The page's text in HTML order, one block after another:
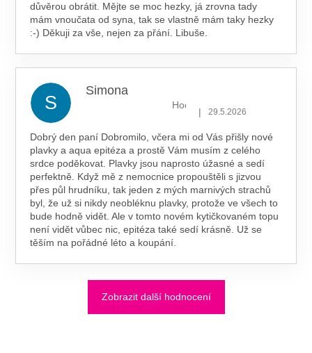
důvěrou obrátit. Mějte se moc hezky, já zrovna tady
mám vnoučata od syna, tak se vlastně mám taky hezky
:-) Děkuji za vše, nejen za přání. Libuše.
S
Simona
Hodnocení obchodu je 5 z 5
| 29.5.2026
Dobrý den paní Dobromilo, včera mi od Vás přišly nové
plavky a aqua epitéza a prostě Vám musím z celého
srdce poděkovat. Plavky jsou naprosto úžasné a sedí
perfektně. Když mě z nemocnice propouštěli s jizvou
přes půl hrudníku, tak jeden z mých marnivých strachů
byl, že už si nikdy neobléknu plavky, protože ve všech to
bude hodně vidět. Ale v tomto novém kytičkovaném topu
není vidět vůbec nic, epitéza také sedí krásně. Už se
těším na pořádné léto a koupání.
Zobrazit další hodnocení